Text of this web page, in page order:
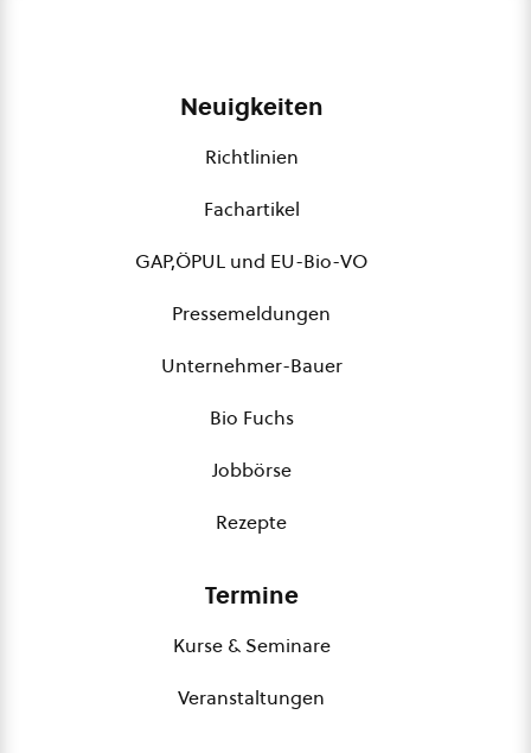
Neuigkeiten
Richtlinien
Fachartikel
GAP,ÖPUL und EU-Bio-VO
Pressemeldungen
Unternehmer-Bauer
Bio Fuchs
Jobbörse
Rezepte
Termine
Kurse & Seminare
Veranstaltungen